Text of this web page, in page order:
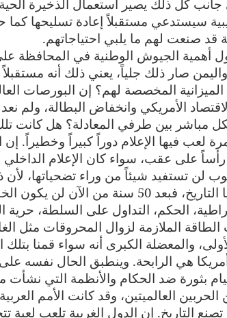
كل ذلك يصير استعمال الذخيرة الحية
سيستدعي مستقبلاً إعادة تسليحها
قد صنعت لهم ما يلبي احتياجاتهم.
أهمية الجيوش الوطنية في المحافظة
صار ذلك جلياً، يعني ذلك أنه
المخصصة لهم؟ إن البورصات
الأمريكي وانخفاض البطالة، ولم
مباشر بين طرفي المعادلة؟ هل كانت
لعب فيها الإعلام دوراً كبيراً وخطيراً. إن
على عقب، سواء كان الإعلام
لن تستفيد شيئاً من وراء تضحياتها،
طويلاً وشاقاً، سيستغرق وقتاً لن يمنحه لها التاريخ، فبعد
الحكم، التداول على السلطة، حرية
الملازمة لزوال المحروقات مثل
والمعضلة الكبرى أنه سواء قمنا بتلك
هي الرابحة. وينطبق الحال نفسه
بثورة ضد الحكام والأنظمة التي
العالميتين، وقد كانت الأمم
التاريخ. إن الدول الغربية تلعب